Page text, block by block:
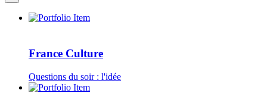
France Culture
Questions du soir : l'idée